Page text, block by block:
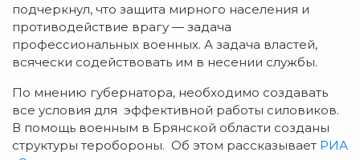
подчеркнул, что защита мирного населения и
противодействие врагу — задача
профессиональных военных. А задача властей,
всячески содействовать им в несении службы.
По мнению губернатора, необходимо создавать
все условия для эффективной работы силовиков.
В помощь военным в Брянской области созданы
структуры теробороны. Об этом рассказывает РИА